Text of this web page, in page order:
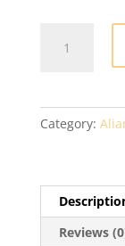
Casamento
Category:
Reviews